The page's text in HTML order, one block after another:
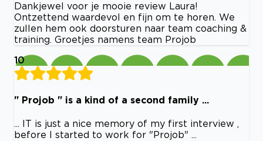
Dankjewel voor je mooie review Laura!
Ontzettend waardevol en fijn om te horen. We
zullen hem ook doorsturen naar team coaching &
training. Groetjes namens team Projob
10
" Projob " is a kind of a second family ...
... IT is just a nice memory of my first interview ,
before I started to work for "Projob" ...